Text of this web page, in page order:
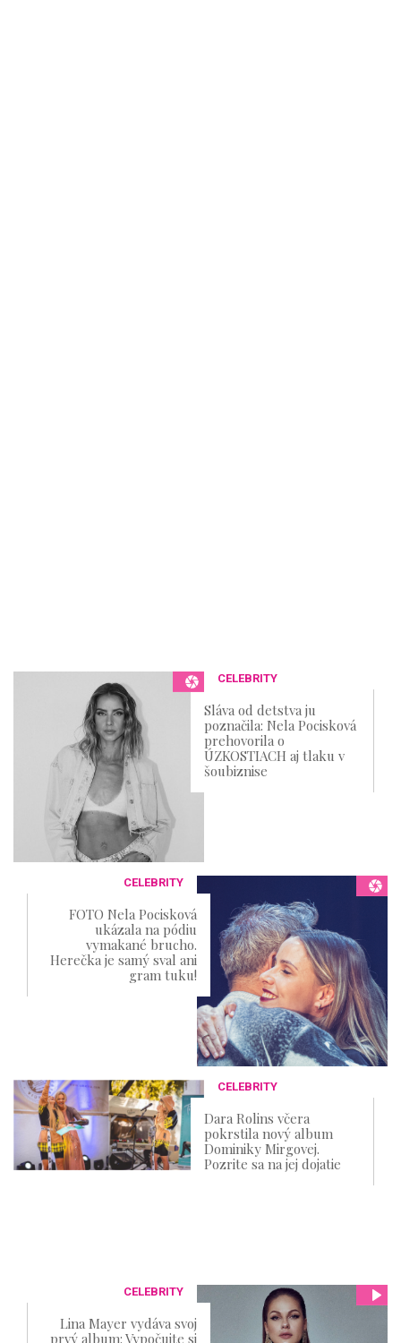
CELEBRITY
Sláva od detstva ju
poznačila: Nela Pocisková
prehovorila o
ÚZKOSTIACH aj tlaku v
šoubiznise
CELEBRITY
FOTO Nela Pocisková
ukázala na pódiu
vymakané brucho.
Herečka je samý sval ani
gram tuku!
CELEBRITY
Dara Rolins včera
pokrstila nový album
Dominiky Mirgovej.
Pozrite sa na jej dojatie
CELEBRITY
Lina Mayer vydáva svoj
prvý album: Vypočujte si